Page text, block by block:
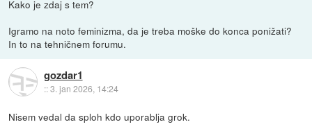
Kako je zdaj s tem?
Igramo na noto feminizma, da je treba moške do konca ponižati?
In to na tehničnem forumu.
gozdar1
::3. jan 2026, 14:24
Nisem vedal da sploh kdo uporablja grok.